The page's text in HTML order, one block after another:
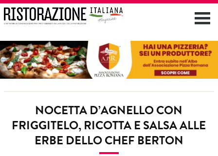
NOCETTA D’AGNELLO CON
FRIGGITELO, RICOTTA E SALSA ALLE
ERBE DELLO CHEF BERTON